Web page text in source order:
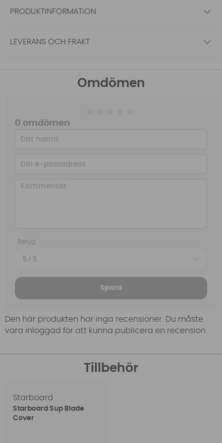
PRODUKTINFORMATION
LEVERANS OCH FRAKT
Omdömen
0 omdömen
Betyg
Spara
Den här produkten har inga recensioner. Du måste
vara inloggad för att kunna publicera en recension.
Tillbehör
Starboard
Starboard Sup Blade
Cover